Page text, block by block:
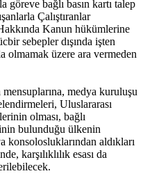
göreve bağlı basın kartı talep
Çalıştıranlar
Kanun hükümlerine
sebepler dışında işten
olmamak üzere ara vermeden
mensuplarına, medya kuruluşu
Uluslararası
olması, bağlı
bulunduğu ülkenin
aldıkları
karşılıklılık esası da